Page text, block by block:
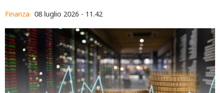
Finanza 08 luglio 2026 - 11.42